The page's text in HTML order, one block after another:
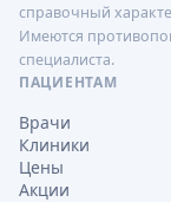
справочный
Имеются
специалиста.
ПАЦИЕНТАМ
Врачи
Клиники
Цены
Акции